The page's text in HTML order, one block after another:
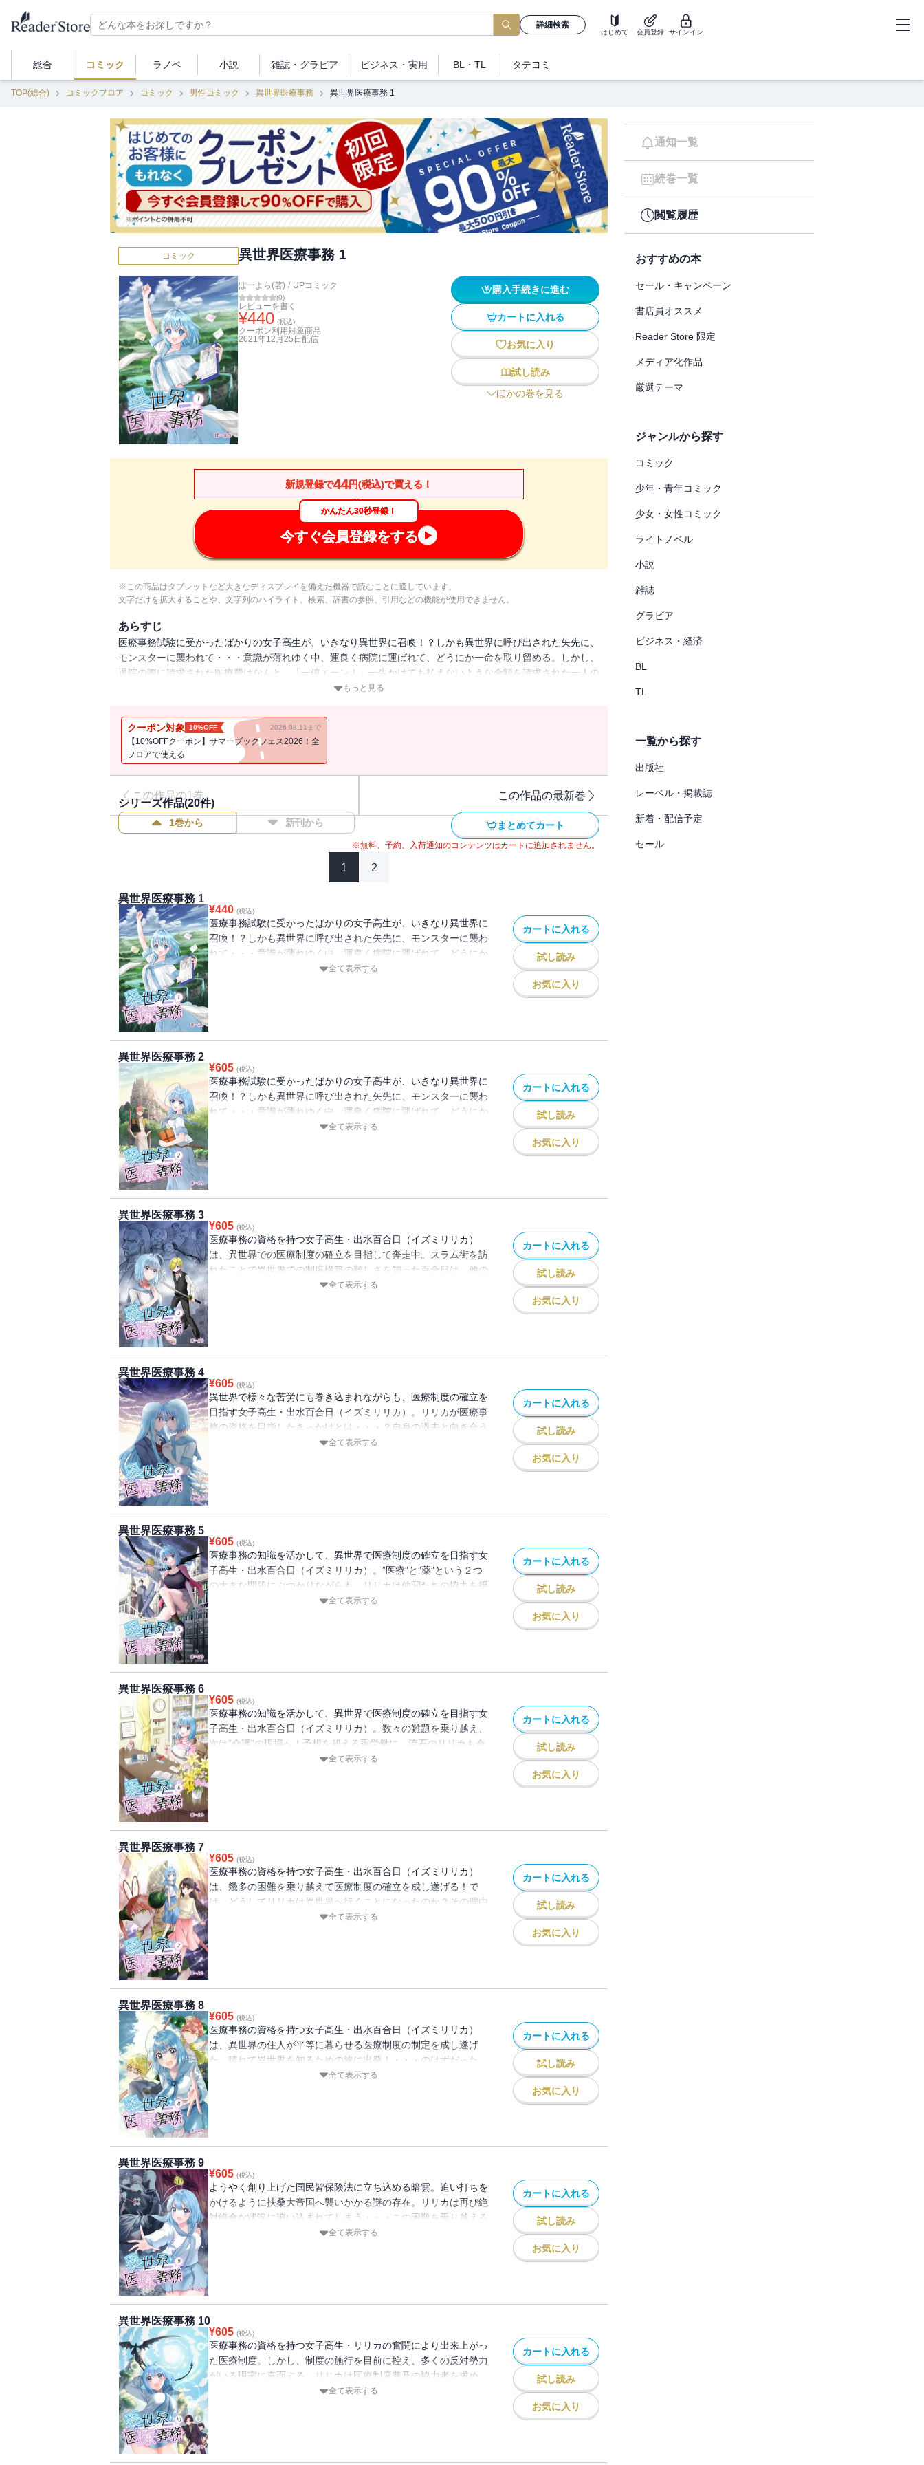
詳細検索
はじめて 会員登録 サインイン
総合 コミック ラノベ 小説 雑誌・ グラビア ビジネス ・実用 BL・TL タテヨミ
TOP(総合) コミックフロア コミック 男性コミック 異世界医療事務 異世界医療事務 1
コミック 異世界医療事務 1
ぽーよら(著) / UPコミック
(0)
レビューを書く
¥440 (税込)
クーポン利用対象商品
2021年12月25日 配信
購入手続きに進む
カートに入れる
お気に入り
試し読み
ほかの巻を見る
新規登録で44円(税込)で買える！
かんたん30秒登録！
今すぐ会員登録をする
※この商品はタブレットなど大きなディスプレイを備えた機器で読むことに適しています。
文字だけを拡大することや、文字列のハイライト、検索、辞書の参照、引用などの機能が使用できません。
あらすじ
医療事務試験に受かったばかりの女子高生が、いきなり異世界に召喚！？しかも異世界に呼び出された矢先に、
モンスターに襲われて・・・意識が薄れゆく中、運良く病院に運ばれて、どうにか一命を取り留める。しかし、
退院の際に請求された医療費はなんと、「一億エーン！」一生かけても払えないような金額を請求された一人の
女子高生が、医療制度の改革を目指して立ち上がる！もっと見る
クーポン対象 10%OFF 2026.08.11まで
【10%OFFクーポン】サマーブックフェス2026！全
フロアで使える
この作品の1巻 この作品の最新巻
シリーズ作品(20件)
1巻から 新刊から まとめてカート
※無料、予約、入荷通知のコンテンツはカートに追加されません。
1 2
異世界医療事務 1
¥440 (税込)
医療事務試験に受かったばかりの女子高生が、いきなり異世界に
召喚！？しかも異世界に呼び出された矢先に、モンスターに襲わ
れて・・・意識が薄れゆく中、運良く病院に運ばれて、どうにか
一命を取り留める。しかし、退院の際に請求された医療費はなん
全て表示する
カートに入れる
試し読み
お気に入り
異世界医療事務 2
¥605 (税込)
医療事務試験に受かったばかりの女子高生が、いきなり異世界に
召喚！？しかも異世界に呼び出された矢先に、モンスターに襲わ
れて・・・意識が薄れゆく中、運良く病院に運ばれて、どうにか
一命を取り留める。しかし、退院の際に請求された医療費はなん
全て表示する
カートに入れる
試し読み
お気に入り
異世界医療事務 3
¥605 (税込)
医療事務の資格を持つ女子高生・出水百合日（イズミリリカ）
は、異世界での医療制度の確立を目指して奔走中。スラム街を訪
れたことで異世界での制度構築の難しさを知った百合日は、他の
種族の協力を仰ぐため扶桑三鬼神の元へ。そして、またも新たな
全て表示する
カートに入れる
試し読み
お気に入り
異世界医療事務 4
¥605 (税込)
異世界で様々な苦労にも巻き込まれながらも、医療制度の確立を
目指す女子高生・出水百合日（イズミリリカ）。リリカが医療事
務の資格を目指したきっかけとは・・・？自身の過去と向き合う
リリカの前に、また大きな敵が訪れようとしていた。異世界×医
全て表示する
カートに入れる
試し読み
お気に入り
異世界医療事務 5
¥605 (税込)
医療事務の知識を活かして、異世界で医療制度の確立を目指す女
子高生・出水百合日（イズミリリカ）。”医療”と”薬”という２つ
の大きな問題にぶつかりながらも、リリカは仲間たちの協力を得
て、困難を乗り越えようとしていた。しかし、リリカたちはまた
全て表示する
カートに入れる
試し読み
お気に入り
異世界医療事務 6
¥605 (税込)
医療事務の知識を活かして、異世界で医療制度の確立を目指す女
子高生・出水百合日（イズミリリカ）。数々の難題を乗り越え、
次は”介護”の現場へ！予想を超える重労働に、流石のリリカも今
度はお手上げ！？異世界×医療事務という、今までにない組合せ
全て表示する
カートに入れる
試し読み
お気に入り
異世界医療事務 7
¥605 (税込)
医療事務の資格を持つ女子高生・出水百合日（イズミリリカ）
は、幾多の困難を乗り越えて医療制度の確立を成し遂げる！で
は、どうしてリリカは異世界へ行くことになったのか？その理由
が解き明かされる・・・。『異世界医療事務』第1部がここに完
全て表示する
カートに入れる
試し読み
お気に入り
異世界医療事務 8
¥605 (税込)
医療事務の資格を持つ女子高生・出水百合日（イズミリリカ）
は、異世界の住人が平等に暮らせる医療制度の制定を成し遂げ
た。晴れて異世界を知るための旅に出発！・・・のはずだった
が、突如舞い込んできた国見皆保険法を廃止にする法案提出の報
全て表示する
カートに入れる
試し読み
お気に入り
異世界医療事務 9
¥605 (税込)
ようやく創り上げた国民皆保険法に立ち込める暗雲。追い打ちを
かけるように扶桑大帝国へ襲いかかる謎の存在。リリカは再び絶
対絶命な状況に追い込まれてしまう・・・この困難を乗り越える
べく、連れ出された場所はなんと・・・「魔女の家」！？異世界
全て表示する
カートに入れる
試し読み
お気に入り
異世界医療事務 10
¥605 (税込)
医療事務の資格を持つ女子高生・リリカの奮闘により出来上がっ
た医療制度。しかし、制度の施行を目前に控え、多くの反対勢力
がいる現実に直面する。リリカは医療制度普及の協力者を求め
て、”黄金郷”へ向かうことに。リリカによる異世界を巡る旅が始
全て表示する
カートに入れる
試し読み
お気に入り
通知一覧
続巻一覧
閲覧履歴
おすすめの本
セール・キャンペーン
書店員オススメ
Reader Store 限定
メディア化作品
厳選テーマ
ジャンルから探す
コミック
少年・青年コミック
少女・女性コミック
ライトノベル
小説
雑誌
グラビア
ビジネス・経済
BL
TL
一覧から探す
出版社
レーベル・掲載誌
新着・配信予定
セール